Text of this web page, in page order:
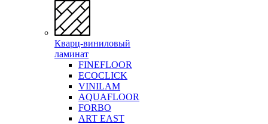
Кварц-виниловый
ламинат
FINEFLOOR
ECOCLICK
VINILAM
AQUAFLOOR
FORBO
ART EAST